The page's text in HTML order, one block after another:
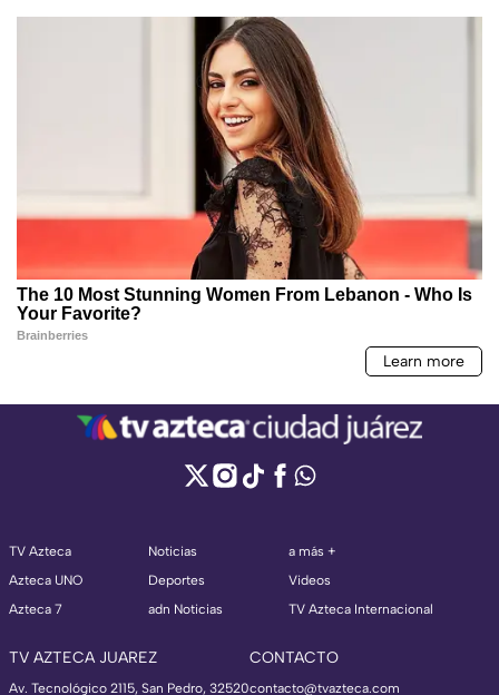
TV Azteca
Azteca UNO
Azteca 7
Noticias
Deportes
adn Noticias
a más +
Videos
TV Azteca Internacional
TV AZTECA JUAREZ
Av. Tecnológico 2115, San Pedro, 32520
CONTACTO
contacto@tvazteca.com